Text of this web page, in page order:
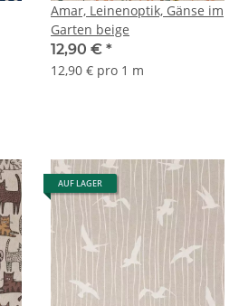
Amar, Leinenoptik, Gänse im
Garten beige
12,90 € *
12,90 € pro 1 m
AUF LAGER